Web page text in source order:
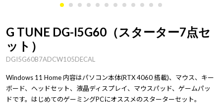
G TUNE DG-I5G60（スターター7点セ
ット）
DGI5G60B7ADCW105DECAL
Windows 11 Home 内容はパソコン本体(RTX 4060 搭載)、マウス、キー
ボード、ヘッドセット、液晶ディスプレイ、マウスパッド、ゲームパッ
ドです。はじめてのゲーミングPCにオススメのスターターセット。